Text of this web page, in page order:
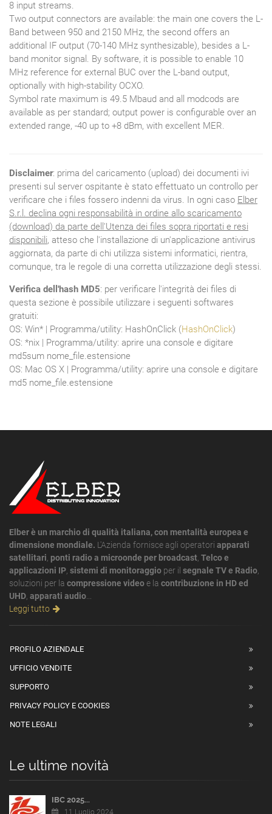
8 input streams.
Two output connectors are available: the main one covers the L-
Band between 950 and 2150 MHz, the second offers an
additional IF output (70-140 MHz synthesizable), besides a L-
band monitor signal. By software, it is possible to enable 10
MHz reference for external BUC over the L-band output,
optionally with high-stability OCXO.
Symbol rate maximum is 49.5 Mbaud and all modcods are
available as per standard; output power is configurable over an
extended range, -40 up to +8 dBm, with excellent MER.
Disclaimer: prima del caricamento (upload) dei documenti ivi
presenti sul server ospitante è stato effettuato un controllo per
verificare che i files fossero indenni da virus. In ogni caso Elber
S.r.l. declina ogni responsabilità in ordine allo scaricamento
(download) da parte dell'Utenza dei files sopra riportati e resi
disponibili, atteso che l'installazione di un'applicazione antivirus
aggiornata, da parte di chi utilizza sistemi informatici, rientra,
comunque, tra le regole di una corretta utilizzazione degli stessi.
Verifica dell'hash MD5: per verificare l'integrità dei files di
questa sezione è possibile utilizzare i seguenti softwares
gratuiti:
OS: Win* | Programma/utility: HashOnClick (HashOnClick)
OS: *nix | Programma/utility: aprire una console e digitare
md5sum nome_file.estensione
OS: Mac OS X | Programma/utility: aprire una console e digitare
md5 nome_file.estensione
Elber è un marchio di qualità italiana, con mentalità europea e
dimensione mondiale. L'Azienda fornisce agli operatori apparati
satellitari, ponti radio a microonde per broadcast, Telco e
applicazioni IP, sistemi di monitoraggio per il segnale TV e Radio,
soluzioni per la compressione videoe la contribuzione in HD ed
UHD, apparati audio...
Leggi tutto
PROFILO AZIENDALE
UFFICIO VENDITE
SUPPORTO
PRIVACY POLICY E COOKIES
NOTE LEGALI
Le ultime novità
IBC 2025...